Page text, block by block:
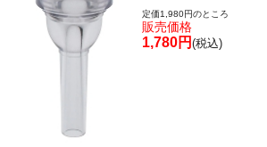
定価1,980円のところ
販売価格
1,780円 (税込)
中古楽器